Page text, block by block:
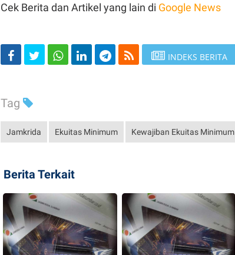
Cek Berita dan Artikel yang lain di Google News
INDEKS BERITA
Tag
Jamkrida Ekuitas Minimum Kewajiban Ekuitas Minimum
Berita Terkait